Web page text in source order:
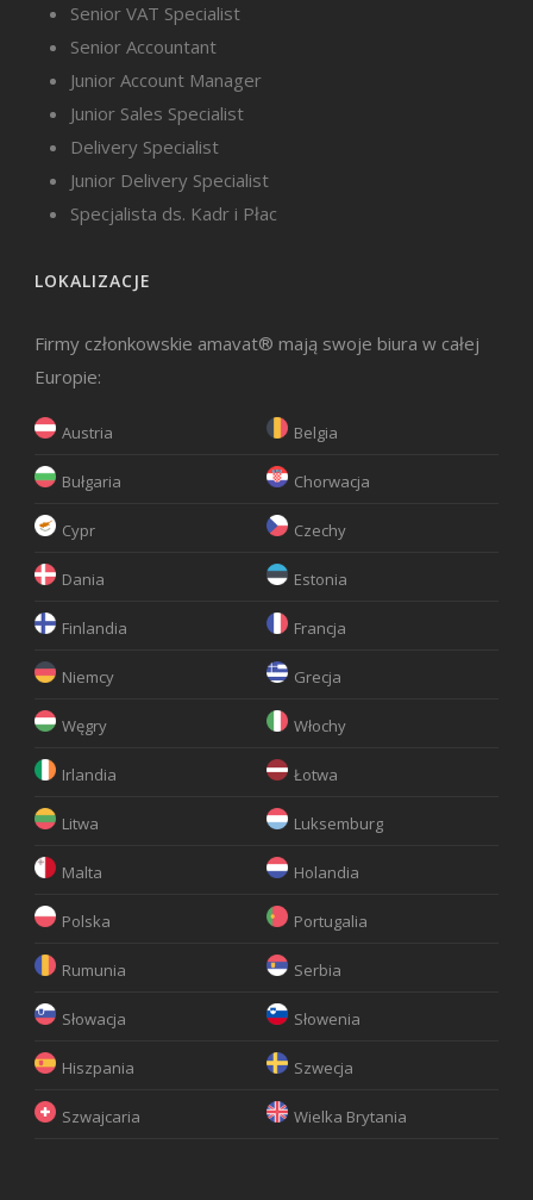
Senior VAT Specialist
Senior Accountant
Junior Account Manager
Junior Sales Specialist
Delivery Specialist
Junior Delivery Specialist
Specjalista ds. Kadr i Płac
LOKALIZACJE
Firmy członkowskie amavat® mają swoje biura w całej
Europie:
Austria Belgia
Bułgaria Chorwacja
Cypr Czechy
Dania Estonia
Finlandia Francja
Niemcy Grecja
Węgry Włochy
Irlandia Łotwa
Litwa Luksemburg
Malta Holandia
Polska Portugalia
Rumunia Serbia
Słowacja Słowenia
Hiszpania Szwecja
Szwajcaria Wielka Brytania